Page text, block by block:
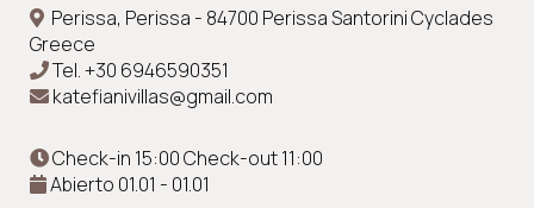
Perissa, Perissa - 84700 Perissa Santorini Cyclades
Greece
Tel.+30 6946590351
katefianivillas@gmail.com
Check-in 15:00 Check-out 11:00
Abierto 01.01 - 01.01